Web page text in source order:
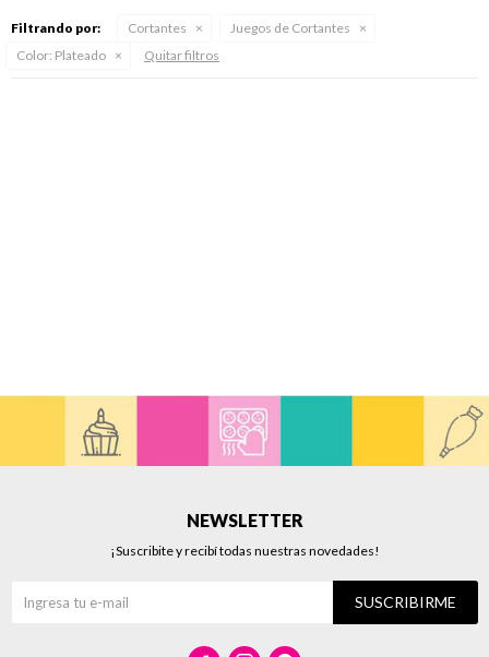
Filtrando por: Cortantes
Juegos de Cortantes
Color: Plateado Quitar filtros
NEWSLETTER
¡Suscribite y recibí todas nuestras novedades!
SUSCRIBIRME